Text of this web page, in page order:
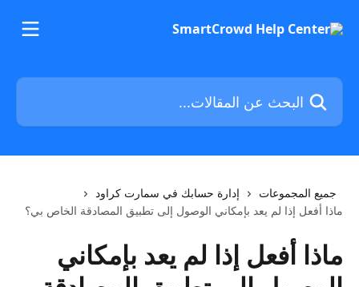
البحث عن المقالات...
جميع المجموعات
إدارة حسابك في سمارت كراود
ماذا أفعل إذا لم يعد بإمكاني الوصول إلى تطبيق المصادقة الخاص بي؟
ماذا أفعل إذا لم يعد بإمكاني